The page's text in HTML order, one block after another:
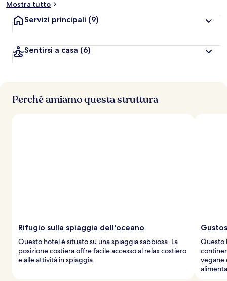
o
l
a
o
r
Mostra tutto
Servizi principali (9)
Sentirsi a casa (6)
Perché amiamo questa struttura
Rifugio sulla spiaggia dell'oceano
Questo hotel è situato su una spiaggia sabbiosa. La
posizione costiera offre facile accesso al relax costiero
e alle attività in spiaggia.
Questo
vegane